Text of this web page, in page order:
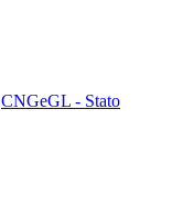
CNGeGL - Stato